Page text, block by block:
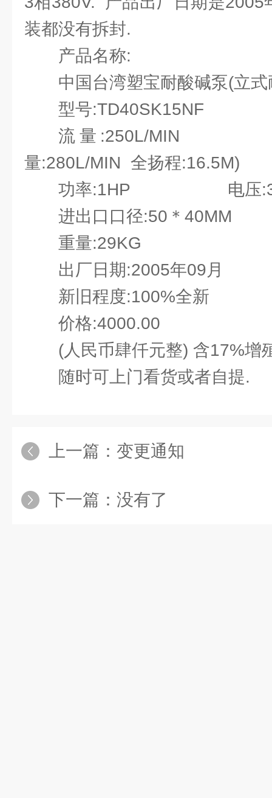
装都没有拆封.
产品名称:
中国台湾塑宝耐酸碱泵(立
型号:TD40SK15NF
流量:250L/MIN
量:280L/MIN 全扬程:16.5M)
功率:1HP 电压:3
进出口口径:50＊40MM
重量:29KG
出厂日期:2005年09月
新旧程度:100%全新
价格:4000.00
(人民币肆仟元整) 含17%增
随时可上门看货或者自提.
上一篇： 变更通知
下一篇：没有了